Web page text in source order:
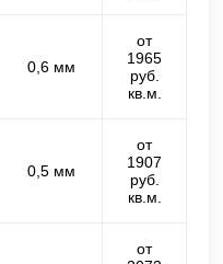
0,6 мм
от
1965
руб.
кв.м.
0,5 мм
от
1907
руб.
кв.м.
от